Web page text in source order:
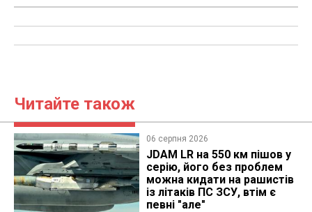
Читайте також
06 серпня 2026
JDAM LR на 550 км пішов у
серію, його без проблем
можна кидати на рашистів
із літаків ПС ЗСУ, втім є
певні "але"